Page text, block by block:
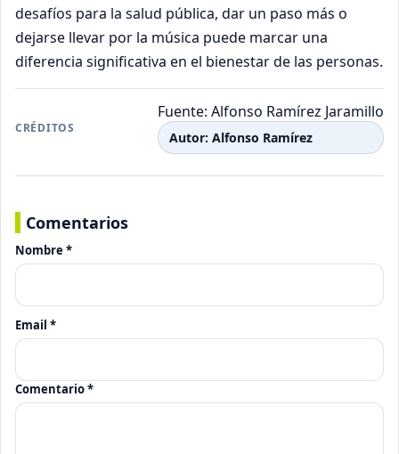
desafíos para la salud pública, dar un paso más o
dejarse llevar por la música puede marcar una
diferencia significativa en el bienestar de las personas.
CRÉDITOS
Fuente: Alfonso Ramírez Jaramillo
Autor: Alfonso Ramírez
Comentarios
Nombre *
Email *
Comentario *